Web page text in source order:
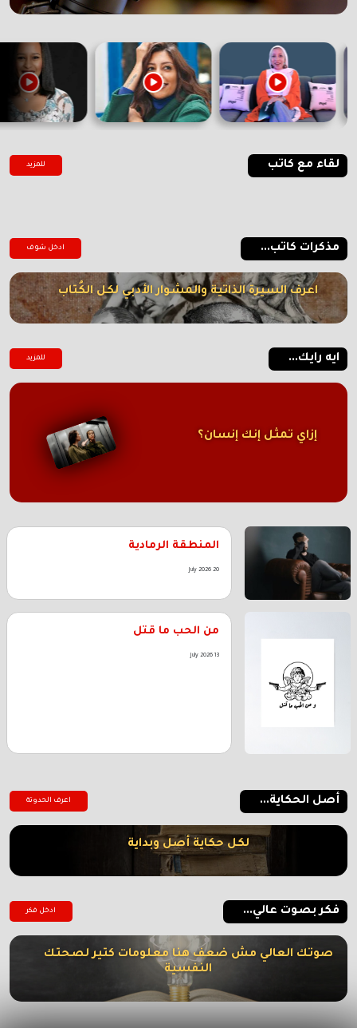
لقاء مع كاتب للمزيد
مذكرات كاتب... ادخل شوف
اعرف السيرة الذاتية والمشوار الأدبي لكل الكُتاب
ايه رايك... للمزيد
إزاي تمثل إنك إنسان؟
المنطقة الرمادية
20 July 2026
من الحب ما قتل
13 July 2026
أصل الحكاية... اعرف الحدوتة
لكل حكاية أصل وبداية
فكر بصوت عالي... ادخل فكر
صوتك العالي مش ضعف هنا معلومات كتير لصحتك
النفسية